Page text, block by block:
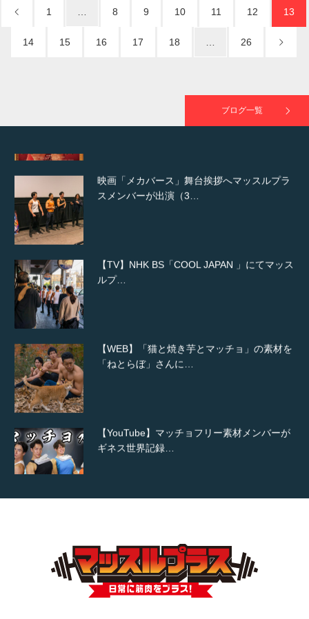
1 8 9 10 11 12 13
14 15 16 17 18 26
ブログ一覧
た（6/8放送）
スメンバーが出演（3…
ルプ…
「ねとらぼ」さんに…
ギネス世界記録…
TOKYO FMラジオ番組「ONE MORNING」
で紹介さ…